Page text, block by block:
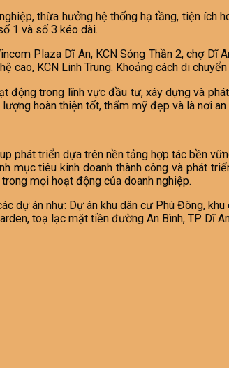
thừa hưởng hệ thống hạ tầng, tiện
1 và số 3 kéo dài.
Plaza Dĩ An, KCN Sóng Thần 2, chợ Dĩ
cao, KCN Linh Trung. Khoảng cách di
động trong lĩnh vực đầu tư, xây dựng và
hoàn thiện tốt, thẩm mỹ đẹp và là nơi an
phát triển dựa trên nền tảng hợp tác bền
mục tiêu kinh doanh thành công và phát
mọi hoạt động của doanh nghiệp.
dự án như: Dự án khu dân cư Phú Đông,
toạ lạc mặt tiền đường An Bình, TP Dĩ